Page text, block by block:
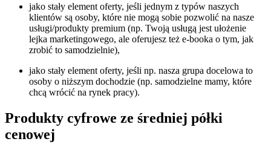
jako stały element oferty, jeśli jednym z typów naszych
klientów są osoby, które nie mogą sobie pozwolić na nasze
usługi/produkty premium (np. Twoją usługą jest ułożenie
lejka marketingowego, ale oferujesz też e-booka o tym, jak
zrobić to samodzielnie),
jako stały element oferty, jeśli np. nasza grupa docelowa to
osoby o niższym dochodzie (np. samodzielne mamy, które
chcą wrócić na rynek pracy).
Produkty cyfrowe ze średniej półki
cenowej